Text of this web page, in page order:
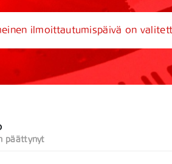
ilmoittautumispäivä on
päättynyt